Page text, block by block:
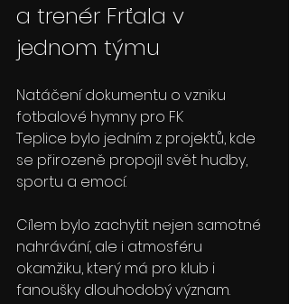
a trenér Frťala v
jednom týmu
Natáčení dokumentu o vzniku
fotbalové hymny pro FK
Teplice bylo jedním z projektů, kde
se přirozeně propojil svět hudby,
sportu a emocí.
Cílem bylo zachytit nejen samotné
nahrávání, ale i atmosféru
okamžiku, který má pro klub i
fanoušky dlouhodobý význam.